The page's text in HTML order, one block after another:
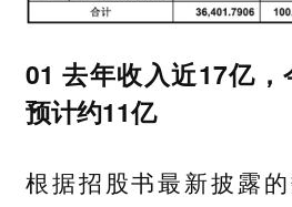
01 去年收入近17亿
预计约11亿
根据招股书最新披露的